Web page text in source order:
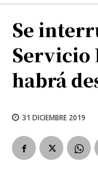
Se
Servicio
habrá
31 DICIEMBRE 2019